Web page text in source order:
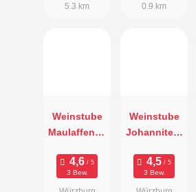
5.3 km
0.9 km
Weinstube
Maulaffenbä
3 Bew.
Weinstube
Johanniterb
3 Bew.